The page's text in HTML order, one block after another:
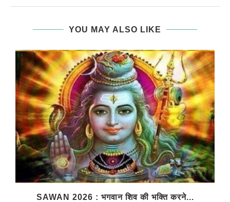
YOU MAY ALSO LIKE
SAWAN 2026 : भगवान शिव की भक्ति करने...